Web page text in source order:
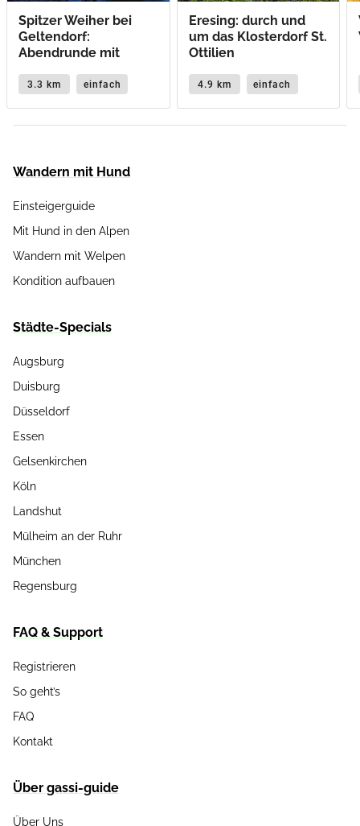
Spitzer Weiher bei
Geltendorf:
Abendrunde mit
3.3 km einfach
Eresing: durch und
um das Klosterdorf St.
Ottilien
4.9 km einfach
Wandern mit Hund
Einsteigerguide
Mit Hund in den Alpen
Wandern mit Welpen
Kondition aufbauen
Städte-Specials
Augsburg
Duisburg
Düsseldorf
Essen
Gelsenkirchen
Köln
Landshut
Mülheim an der Ruhr
München
Regensburg
FAQ & Support
Registrieren
So geht’s
FAQ
Kontakt
Über gassi-guide
Über Uns